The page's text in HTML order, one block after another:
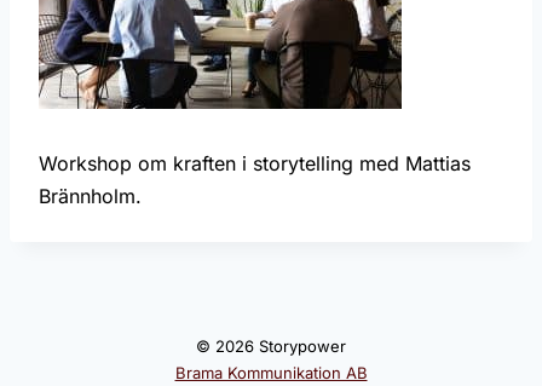
Workshop om kraften i storytelling med Mattias
Brännholm.
© 2026 Storypower
Brama Kommunikation AB